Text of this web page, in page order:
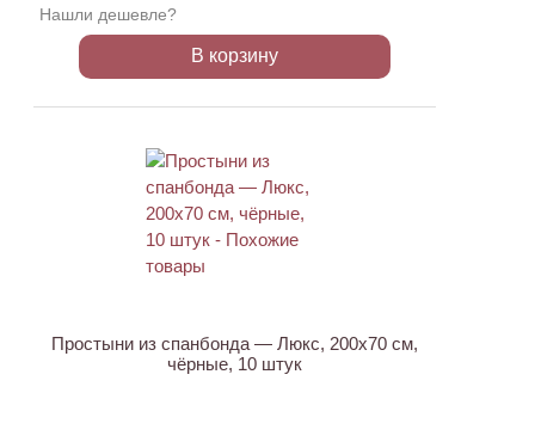
Нашли дешевле?
В корзину
Простыни из спанбонда — Люкс, 200х70 см,
чёрные, 10 штук